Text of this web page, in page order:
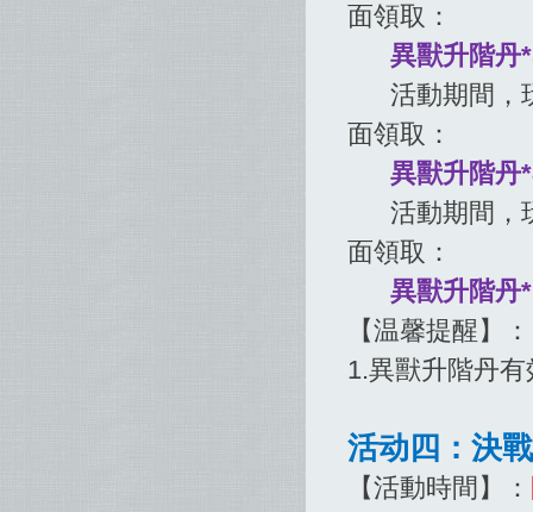
面領取：
異獸升階丹
活動期間，
面領取：
異獸升階丹
活動期間，
面領取：
異獸升階丹
【温馨提醒】：
1.異獸升階丹
活动四：決
【活動時間】：